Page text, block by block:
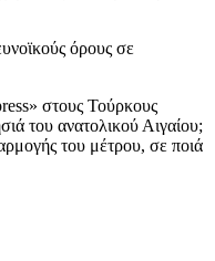
όρους σε
στους Τούρκους
του ανατολικού Αιγαίου;
του μέτρου, σε ποιά